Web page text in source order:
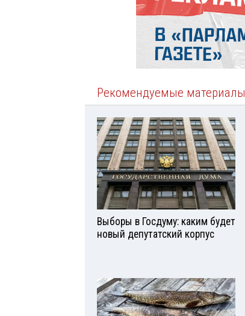
Рекомендуемые материалы
Выборы в Госдуму: каким будет
новый депутатский корпус